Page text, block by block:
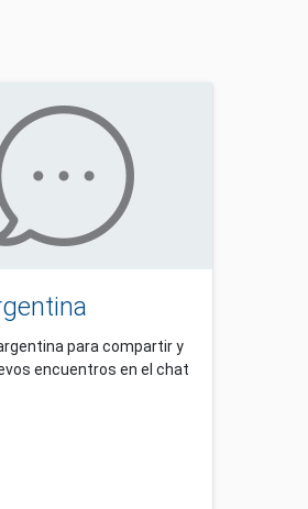
para compartir y
encuentros en el chat